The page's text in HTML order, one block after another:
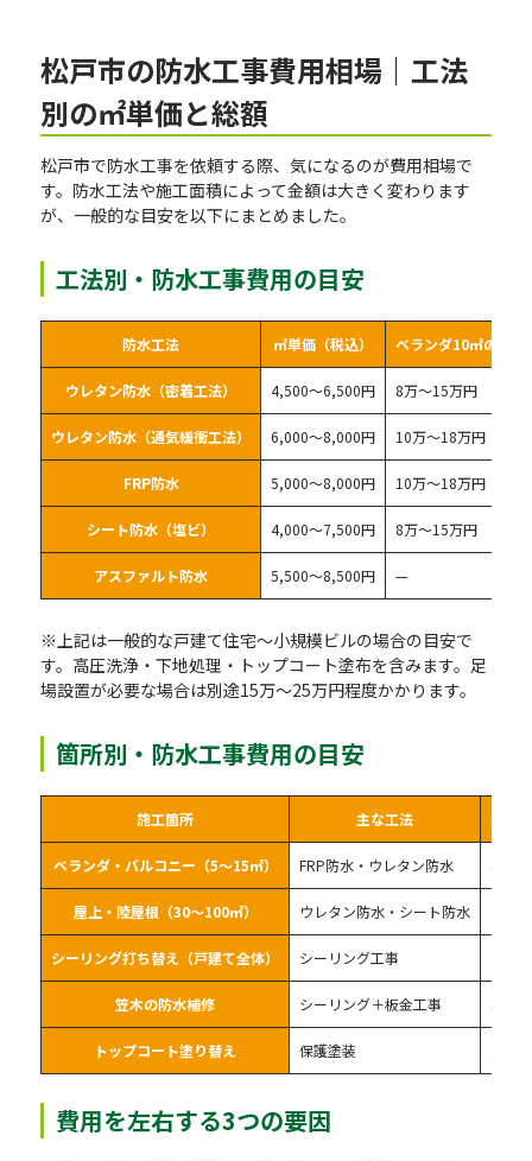
松戸市の防水工事費用相場｜工法
別の㎡単価と総額
松戸市で防水工事を依頼する際、気になるのが費用相場で
す。防水工法や施工面積によって金額は大きく変わります
が、一般的な目安を以下にまとめました。
工法別・防水工事費用の目安
防水工法 ㎡単価（税込） ベランダ10㎡の総額
ウレタン防水（密着工法） 4,500〜6,500円 8万〜15万円
ウレタン防水（通気緩衝工法） 6,000〜8,000円 10万〜18万円
FRP防水 5,000〜8,000円 10万〜18万円
シート防水（塩ビ） 4,000〜7,500円 8万〜15万円
アスファルト防水 5,500〜8,500円 —
※上記は一般的な戸建て住宅〜小規模ビルの場合の目安で
す。高圧洗浄・下地処理・トップコート塗布を含みます。足
場設置が必要な場合は別途15万〜25万円程度かかります。
箇所別・防水工事費用の目安
施工箇所 主な工法 費用
ベランダ・バルコニー（5〜15㎡） FRP防水・ウレタン防水 5万〜
屋上・陸屋根（30〜100㎡） ウレタン防水・シート防水
シーリング打ち替え（戸建て全体） シーリング工事
笠木の防水補修 シーリング＋板金工事 5万〜
トップコート塗り替え 保護塗装 3万〜
費用を左右する3つの要因